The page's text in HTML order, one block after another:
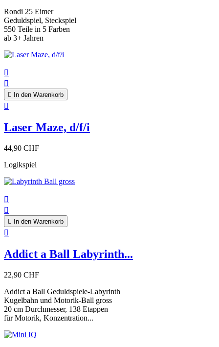
Rondi 25 Eimer
Geduldspiel, Steckspiel
550 Teile in 5 Farben
ab 3+ Jahren


 In den Warenkorb

Laser Maze, d/f/i
44,90 CHF
Logikspiel


 In den Warenkorb

Addict a Ball Labyrinth...
22,90 CHF
Addict a Ball Geduldspiele-Labyrinth
Kugelbahn und Motorik-Ball gross
20 cm Durchmesser, 138 Etappen
für Motorik, Konzentration...